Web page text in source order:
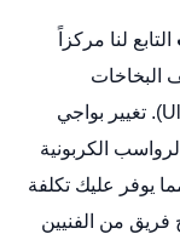
التابع لنا مركزاً
البخاخات
تغيير بواجي
الكربونية
يوفر عليك تكلفة
فريق من الفنيين